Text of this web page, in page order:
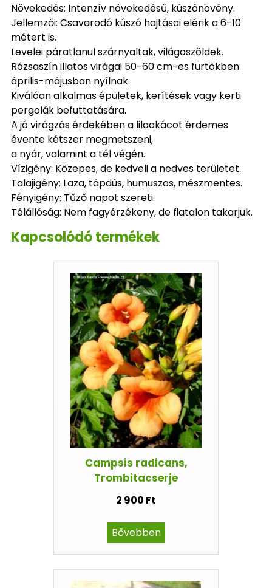
Növekedés: Intenzív növekedésű, kúszónövény.
Jellemzői: Csavarodó kúszó hajtásai elérik a 6-10
métert is.
Levelei páratlanul szárnyaltak, világoszöldek.
Rózsaszín illatos virágai 50-60 cm-es fürtökben
április-májusban nyílnak.
Kiválóan alkalmas épületek, kerítések vagy kerti
pergolák befuttatására.
A jó virágzás érdekében a lilaakácot érdemes
évente kétszer megmetszeni,
a nyár, valamint a tél végén.
Vízigény: Közepes, de kedveli a nedves területet.
Talajigény: Laza, tápdús, humuszos, mészmentes.
Fényigény: Tűző napot szereti.
Télállóság: Nem fagyérzékeny, de fiatalon takarjuk.
Kapcsolódó termékek
Campsis radicans,
Trombitacserje
2 900 Ft
Bővebben